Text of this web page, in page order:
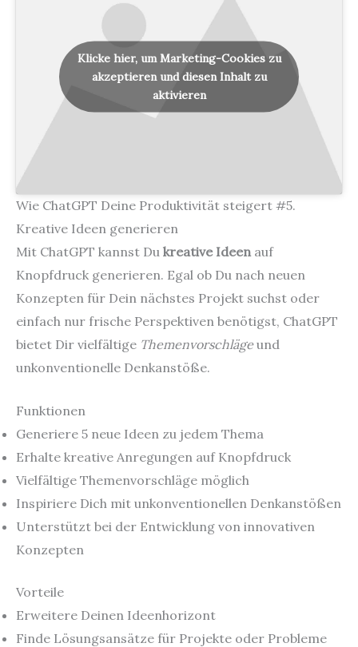
Klicke hier, um Marketing-Cookies zu
akzeptieren und diesen Inhalt zu
aktivieren
Wie ChatGPT Deine Produktivität steigert #5.
Kreative Ideen generieren
Mit ChatGPT kannst Du kreative Ideen auf
Knopfdruck generieren. Egal ob Du nach neuen
Konzepten für Dein nächstes Projekt suchst oder
einfach nur frische Perspektiven benötigst, ChatGPT
bietet Dir vielfältige Themenvorschlägeund
unkonventionelle Denkanstöße.
Funktionen
Generiere 5 neue Ideen zu jedem Thema
Erhalte kreative Anregungen auf Knopfdruck
Vielfältige Themenvorschläge möglich
Inspiriere Dich mit unkonventionellen Denkanstößen
Unterstützt bei der Entwicklung von innovativen
Konzepten
Vorteile
Erweitere Deinen Ideenhorizont
Finde Lösungsansätze für Projekte oder Probleme